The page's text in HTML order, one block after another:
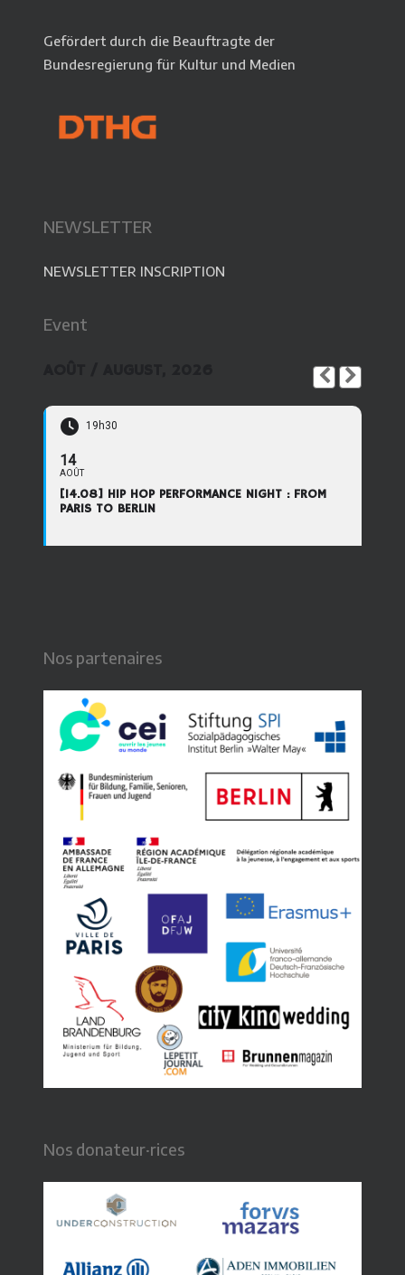
Gefördert durch die Beauftragte der
Bundesregierung für Kultur und Medien
NEWSLETTER
NEWSLETTER INSCRIPTION
Event
19h30
14
AOÛT
[14.08] HIP HOP PERFORMANCE NIGHT : FROM
PARIS TO BERLIN
Nos partenaires
Nos donateur·rices